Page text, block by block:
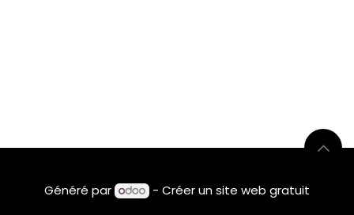
Généré par - Créer unsite web gratuit